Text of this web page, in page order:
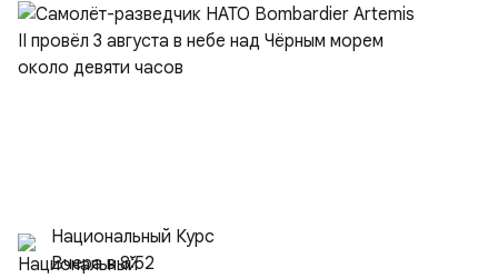
Национальный Курс
Вчера в 8:52